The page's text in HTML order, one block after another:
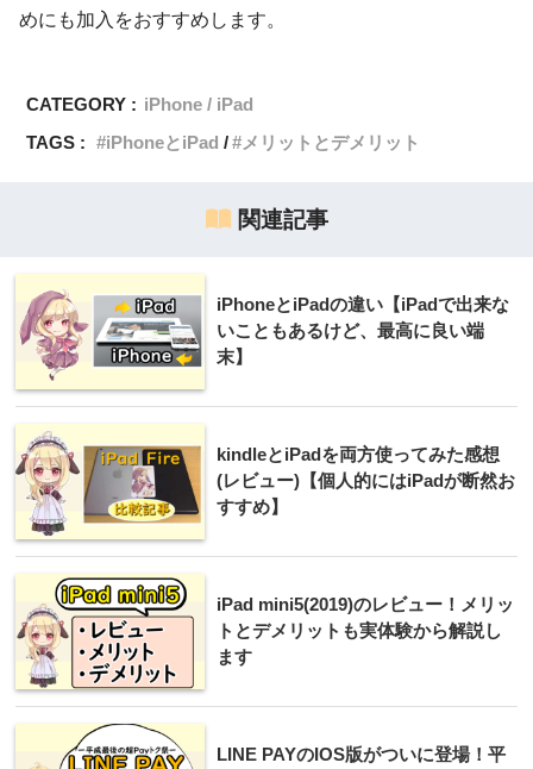
めにも加入をおすすめします。
CATEGORY : iPhone / iPad
TAGS :
iPhoneとiPad メリットとデメリット
関連記事
iPhoneとiPadの違い【iPadで出来な
いこともあるけど、最高に良い端
末】
kindleとiPadを両方使ってみた感想
(レビュー)【個人的にはiPadが断然お
すすめ】
iPad mini5(2019)のレビュー！メリッ
トとデメリットも実体験から解説し
ます
LINE PAYのIOS版がついに登場！平